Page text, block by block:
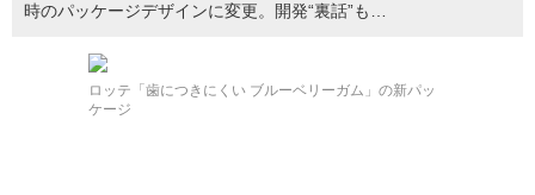
時のパッケージデザインに変更。開発“裏話”も…
ロッテ「歯につきにくい ブルーベリーガム」の新パッ
ケージ